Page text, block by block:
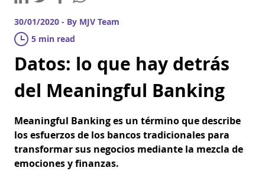
30/01/2020 - By MJV Team
5 min read
Datos: lo que hay detrás
del Meaningful Banking
Meaningful Banking es un término que describe
los esfuerzos de los bancos tradicionales para
transformar sus negocios mediante la mezcla de
emociones y finanzas.